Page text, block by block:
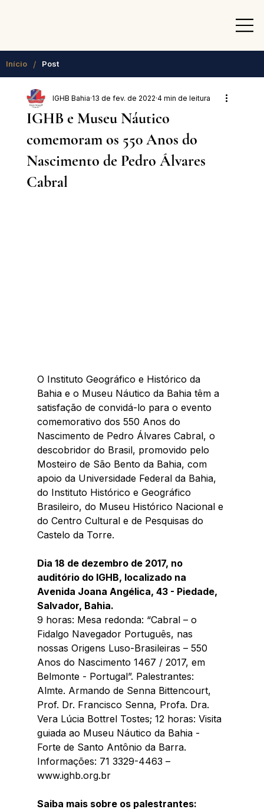
Início / Post
IGHB e Museu Náutico
comemoram os 550 Anos do
Nascimento de Pedro Álvares
Cabral
IGHB Bahia 13 de fev. de 2022 4 min de leitura
O Instituto Geográfico e Histórico da
Bahia e o Museu Náutico da Bahia têm a
satisfação de convidá-lo para o evento
comemorativo dos 550 Anos do
Nascimento de Pedro Álvares Cabral, o
descobridor do Brasil, promovido pelo
Mosteiro de São Bento da Bahia, com
apoio da Universidade Federal da Bahia,
do Instituto Histórico e Geográfico
Brasileiro, do Museu Histórico Nacional e
do Centro Cultural e de Pesquisas do
Castelo da Torre.
Dia 18 de dezembro de 2017, no
auditório do IGHB, localizado na
Avenida Joana Angélica, 43 - Piedade,
Salvador, Bahia.
9 horas: Mesa redonda: “Cabral – o
Fidalgo Navegador Português, nas
nossas Origens Luso-Brasileiras – 550
Anos do Nascimento 1467 / 2017, em
Belmonte - Portugal”. Palestrantes:
Almte. Armando de Senna Bittencourt,
Prof. Dr. Francisco Senna, Profa. Dra.
Vera Lúcia Bottrel Tostes; 12 horas: Visita
guiada ao Museu Náutico da Bahia -
Forte de Santo Antônio da Barra.
Informações: 71 3329-4463 –
www.ighb.org.br
Saiba mais sobre os palestrantes: